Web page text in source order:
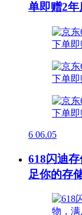
单即赠2年
6 06.05
618闪迪
足你的存